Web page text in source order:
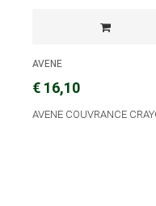
AVENE
€ 16,10
AVENE COUVRANCE